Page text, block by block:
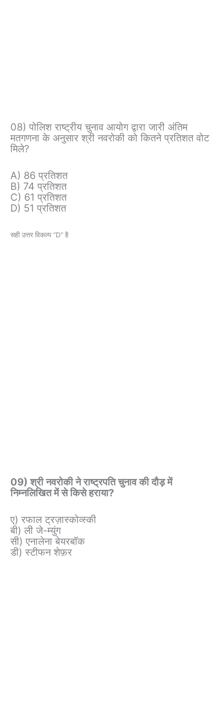
08) पोलिश राष्ट्रीय चुनाव आयोग द्वारा जारी अंतिम
मतगणना के अनुसार श्री नवरोकी को कितने प्रतिशत वोट
मिले?
A) 86 प्रतिशत
B) 74 प्रतिशत
C) 61 प्रतिशत
D) 51 प्रतिशत
सही उत्तर विकल्प “D” है
09) श्री नवरोकी ने राष्ट्रपति चुनाव की दौड़ में
निम्नलिखित में से किसे हराया?
ए) रफाल ट्रज़ास्कोव्स्की
बी) ली जे-म्युंग
सी) एनालेना बेयरबॉक
डी) स्टीफन शेफ़र